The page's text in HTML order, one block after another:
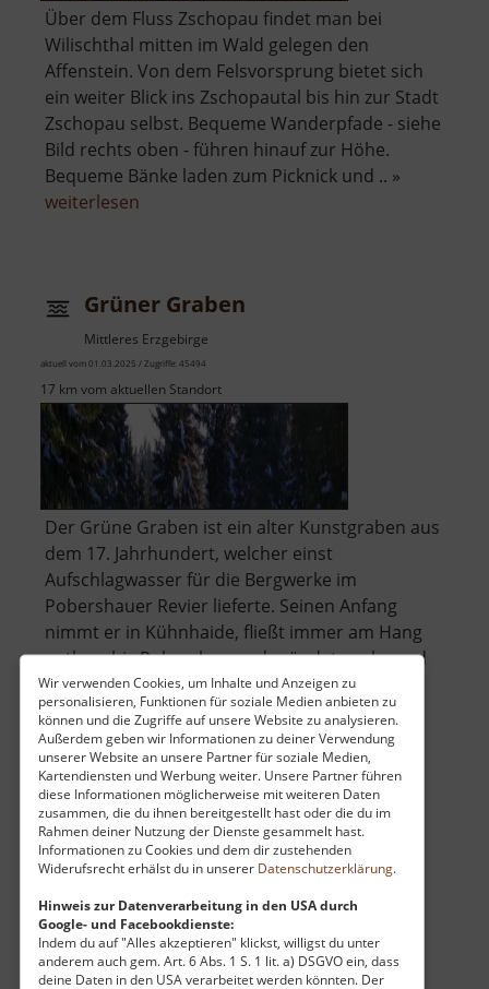
Wir verwenden Cookies, um Inhalte und Anzeigen zu
personalisieren, Funktionen für soziale Medien anbieten zu
können und die Zugriffe auf unsere Website zu analysieren.
Außerdem geben wir Informationen zu deiner Verwendung
unserer Website an unsere Partner für soziale Medien,
Kartendiensten und Werbung weiter. Unsere Partner führen
diese Informationen möglicherweise mit weiteren Daten
zusammen, die du ihnen bereitgestellt hast oder die du im
Rahmen deiner Nutzung der Dienste gesammelt hast.
Informationen zu Cookies und dem dir zustehenden
Widerufsrecht erhälst du in unserer Datenschutzerklärung.
Hinweis zur Datenverarbeitung in den USA durch
Google- und Facebookdienste:
Indem du auf "Alles akzeptieren" klickst, willigst du unter
anderem auch gem. Art. 6 Abs. 1 S. 1 lit. a) DSGVO ein, dass
deine Daten in den USA verarbeitet werden könnten. Der
Über dem Fluss Zschopau findet man bei
Wilischthal mitten im Wald gelegen den
Affenstein. Von dem Felsvorsprung bietet sich
ein weiter Blick ins Zschopautal bis hin zur Stadt
Zschopau selbst. Bequeme Wanderpfade - siehe
Bild rechts oben - führen hinauf zur Höhe.
Bequeme Bänke laden zum Picknick und .. »
weiterlesen
Grüner Graben
Mittleres Erzgebirge
aktuell vom 01.03.2025 / Zugriffe: 45494
17 km vom aktuellen Standort
Der Grüne Graben ist ein alter Kunstgraben aus
dem 17. Jahrhundert, welcher einst
Aufschlagwasser für die Bergwerke im
Pobershauer Revier lieferte. Seinen Anfang
nimmt er in Kühnhaide, fließt immer am Hang
entlang bis Pobershau und mündet nach rund
acht Kilometern dann schließlich in den
Goldkronenb.. »weiterlesenüber
Grüner
Graben
Moorlehrpfad Stengelhaide
Mittleres Erzgebirge
aktuell vom 24.07.2024 / Zugriffe: 64707
16 km vom aktuellen Standort